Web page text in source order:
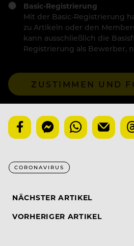
Basic-Registrierung
Mit der Basic-Registrierung
zu Artikeln oder den
kann ausschließlich die
Registrierung als Bewerber,
ZUSTIMMEN UND
CORONAVIRUS
NÄCHSTER ARTIKEL
VORHERIGER ARTIKEL